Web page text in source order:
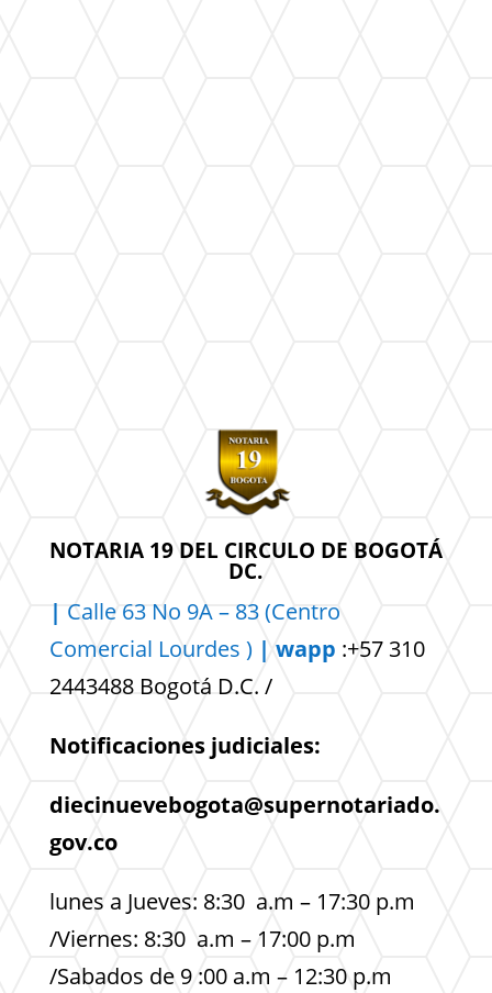
NOTARIA 19 DEL CIRCULO DE BOGOTÁ
DC.
| Calle 63 No 9A – 83 (Centro
Comercial Lourdes ) | wapp :+57 310
2443488 Bogotá D.C. /
Notificaciones judiciales:
diecinuevebogota@supernotariado.
gov.co
lunes a Jueves: 8:30 a.m – 17:30 p.m
/Viernes: 8:30 a.m – 17:00 p.m
/Sabados de 9 :00 a.m – 12:30 p.m